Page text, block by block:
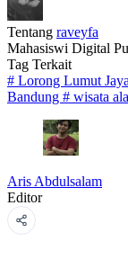
Tentang raveyfa
Mahasiswi Digital
Tag Terkait
# Lorong Lumut
Bandung # wisata
Aris Abdulsalam
Editor